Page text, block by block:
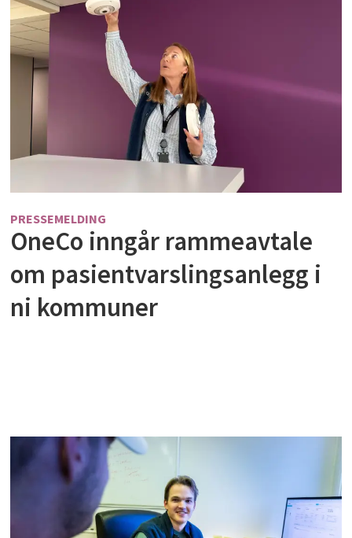
PRESSEMELDING
OneCo inngår rammeavtale
om pasientvarslingsanlegg i
ni kommuner